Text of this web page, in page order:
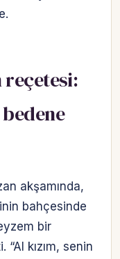
reçetesi:
akşamında,
bahçesinde
bir
“Al kızım, senin